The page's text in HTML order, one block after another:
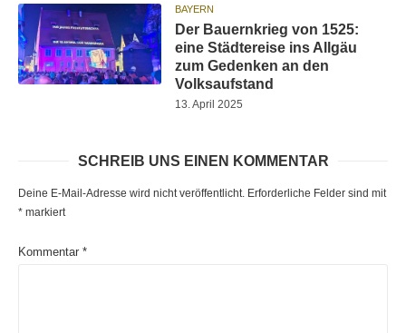
BAYERN
Der Bauernkrieg von 1525:
eine Städtereise ins Allgäu
zum Gedenken an den
Volksaufstand
13. April 2025
SCHREIB UNS EINEN KOMMENTAR
Deine E-Mail-Adresse wird nicht veröffentlicht. Erforderliche Felder sind mit
* markiert
Kommentar *